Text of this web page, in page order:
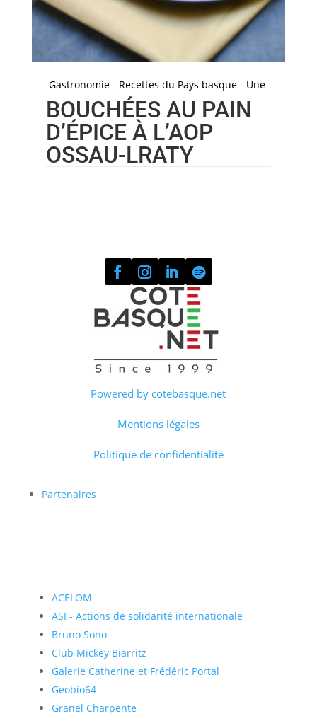
Gastronomie Recettes du Pays basque Une
BOUCHÉES AU PAIN
D’ÉPICE À L’AOP
OSSAU-LRATY
Powered by cotebasque.net
Mentions légales
Politique de confidentialité
Partenaires
ACELOM
ASI - Actions de solidarité internationale
Bruno Sono
Club Mickey Biarritz
Galerie Catherine et Frédéric Portal
Geobio64
Granel Charpente